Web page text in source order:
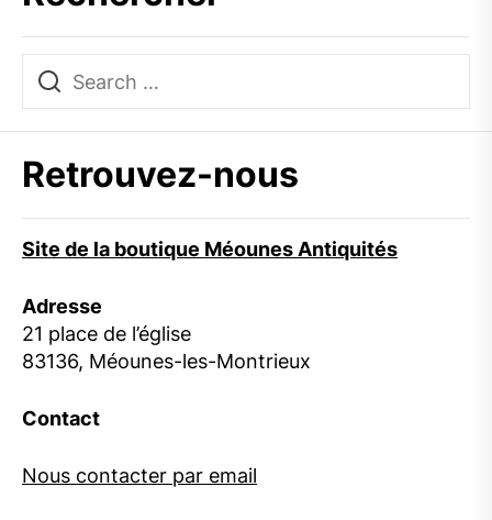
Retrouvez-nous
Site de la boutique Méounes Antiquités
Adresse
21 place de l’église
83136, Méounes-les-Montrieux
Contact
Nous contacter par email